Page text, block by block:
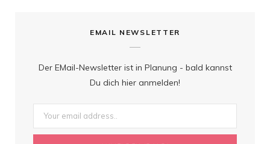
EMAIL NEWSLETTER
Der EMail-Newsletter ist in Planung - bald kannst
Du dich hier anmelden!